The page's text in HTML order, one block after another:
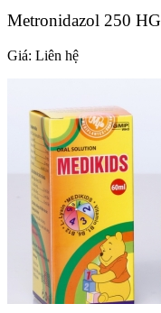
Metronidazol 250 HG
Giá: Liên hệ